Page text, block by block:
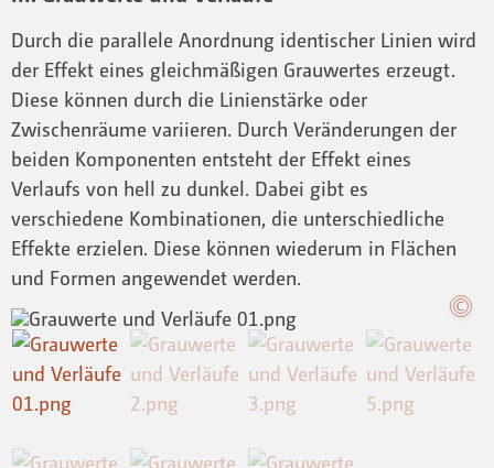
Durch die parallele Anordnung identischer Linien wird
der Effekt eines gleichmäßigen Grauwertes erzeugt.
Diese können durch die Linienstärke oder
Zwischenräume variieren. Durch Veränderungen der
beiden Komponenten entsteht der Effekt eines
Verlaufs von hell zu dunkel. Dabei gibt es
verschiedene Kombinationen, die unterschiedliche
Effekte erzielen. Diese können wiederum in Flächen
und Formen angewendet werden.